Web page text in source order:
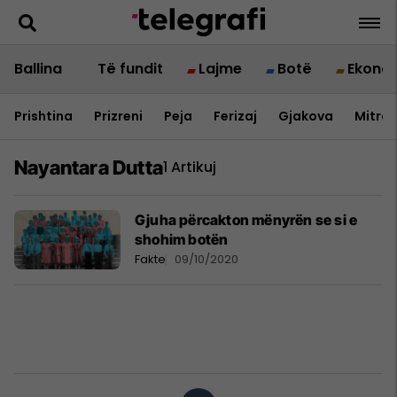
Ballina Të fundit Lajme Botë
Prishtina Prizreni Peja Ferizaj Gjakova
Nayantara Dutta1 Artikuj
Gjuha përcakton mënyrën se si e
shohim botën
Fakte 09/10/2020